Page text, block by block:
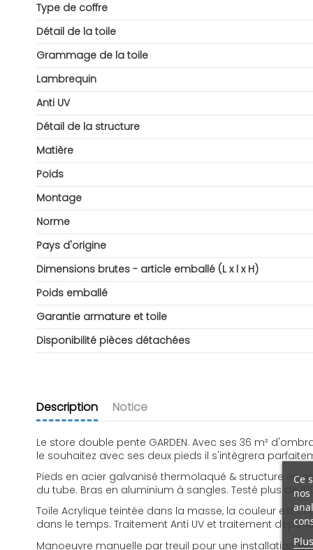
Type de coffre
Détail de la toile
Grammage de la toile
Lambrequin
Anti UV
Détail de la structure
Matière
Poids
Montage
Norme
Pays d'origine
Dimensions brutes - article emballé (L x l x H)
Poids emballé
Garantie armature et toile
Disponibilité pièces détachées
Description Notice
Le store double pente GARDEN. Avec ses 36 m²
le souhaitez avec ses deux pieds il s'intègrera
Pieds en acier galvanisé thermolaqué & structure en
du tube. Bras en aluminium à sangles. Testé plus de
Toile Acrylique teintée dans la masse, la couleur est
dans le temps. Traitement Anti UV et traitement
Manoeuvre manuelle par treuil pour une installation
Ce